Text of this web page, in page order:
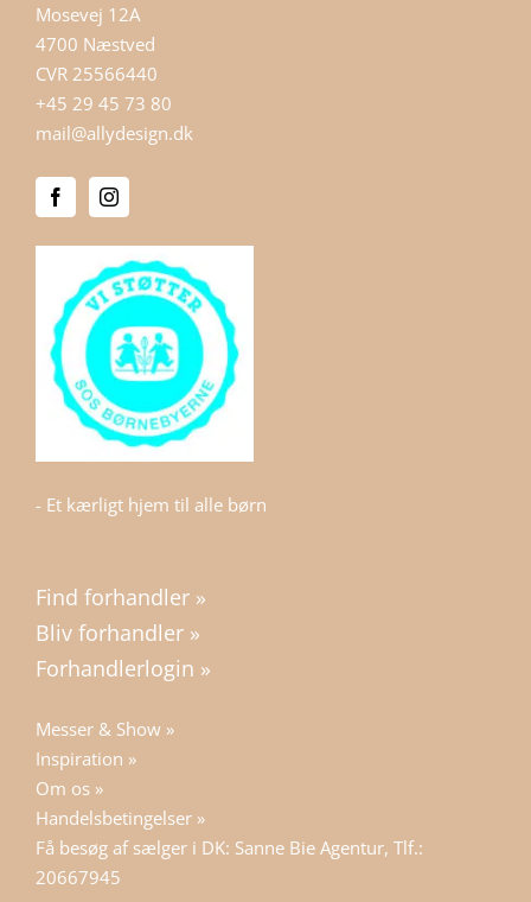
Mosevej 12A
4700 Næstved
CVR 25566440
+45 29 45 73 80
mail@allydesign.dk
- Et kærligt hjem til alle børn
Find forhandler »
Bliv forhandler »
Forhandlerlogin »
Messer & Show »
Inspiration »
Om os »
Handelsbetingelser »
Få besøg af sælger i DK: Sanne Bie Agentur, Tlf.:
20667945